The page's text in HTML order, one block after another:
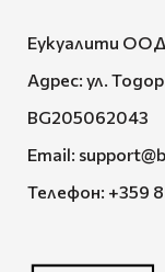
Еукуалити
Адрес: ул.
BG205062043
Email:
Телефон: +359